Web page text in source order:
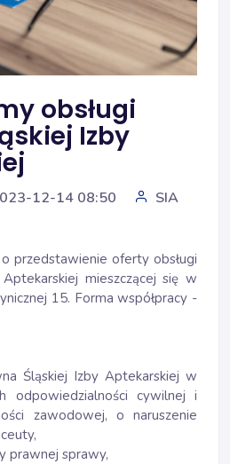
obsługi
Izby
12-14 08:50 SIA
przedstawienie oferty obsługi
mieszczącej się w
15. Forma współpracy -
Śląskiej Izby Aptekarskiej w
odpowiedzialności cywilnej i
zawodowej, o naruszenie
prawnej sprawy,